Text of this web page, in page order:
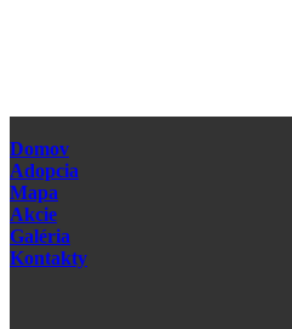
Domov
Adopcia
Mapa
Akcie
Galéria
Kontakty